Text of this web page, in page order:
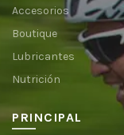
Accesorios
Boutique
Lubricantes
Nutrición
PRINCIPAL